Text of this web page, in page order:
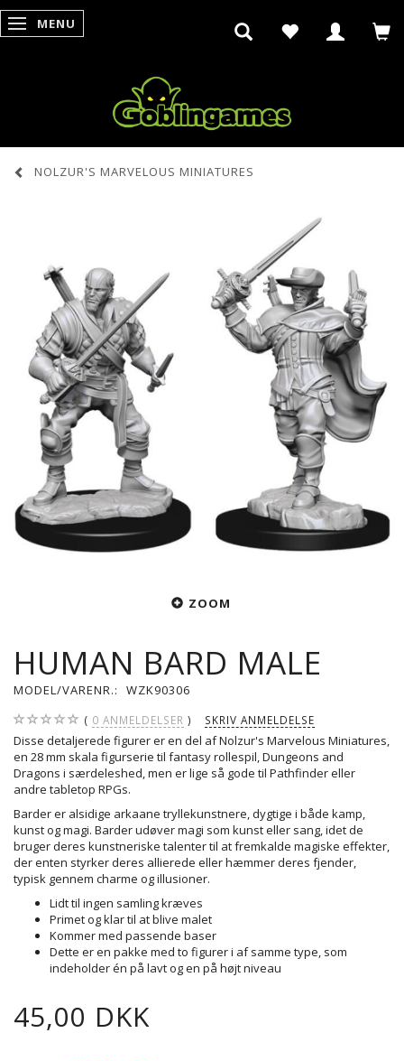
SKIFTE NAVIGATION
MENU
NOLZUR'S MARVELOUS MINIATURES
ZOOM
HUMAN BARD MALE
MODEL/VARENR.: WZK90306
0 ANMELDELSER SKRIV ANMELDELSE
Disse detaljerede figurer er en del af Nolzur's Marvelous Miniatures,
en 28 mm skala figurserie til fantasy rollespil, Dungeons and
Dragons i særdeleshed, men er lige så gode til Pathfinder eller
andre tabletop RPGs.
Barder er alsidige arkaane tryllekunstnere, dygtige i både kamp,
kunst og magi. Barder udøver magi som kunst eller sang, idet de
bruger deres kunstneriske talenter til at fremkalde magiske effekter,
der enten styrker deres allierede eller hæmmer deres fjender,
typisk gennem charme og illusioner.
Lidt til ingen samling kræves
Primet og klar til at blive malet
Kommer med passende baser
Dette er en pakke med to figurer i af samme type, som
indeholder én på lavt og en på højt niveau
45,00 DKK